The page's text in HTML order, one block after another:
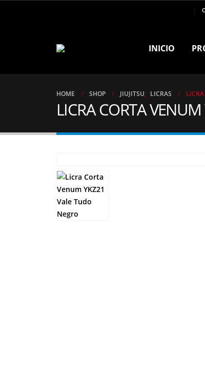
INICIO
HOME SHOP JIUJITSU, LICRAS
LICRA CORTA